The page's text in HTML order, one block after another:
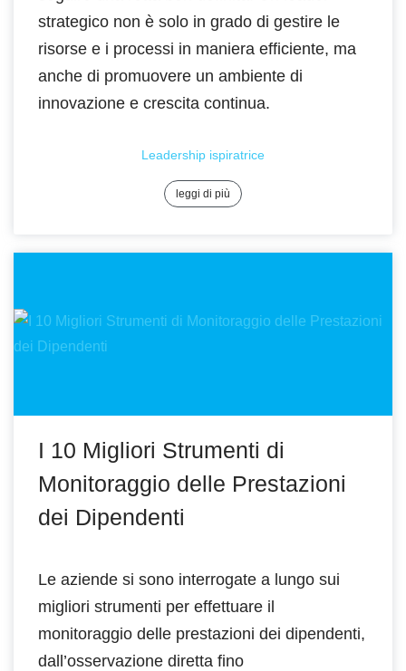
strategico non è solo in grado di gestire le
risorse e i processi in maniera efficiente, ma
anche di promuovere un ambiente di
innovazione e crescita continua.
leggi di più
Leadership ispiratrice
I 10 Migliori Strumenti di
Monitoraggio delle Prestazioni
dei Dipendenti
Le aziende si sono interrogate a lungo sui
migliori strumenti per effettuare il
monitoraggio delle prestazioni dei dipendenti,
dall’osservazione diretta fino